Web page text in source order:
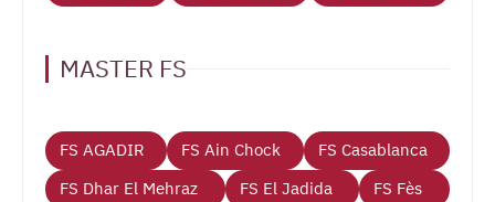
MASTER FS
FS AGADIR FS Ain Chock
FS Casablanca
FS Dhar El Mehraz
FS El Jadida
FS Fès